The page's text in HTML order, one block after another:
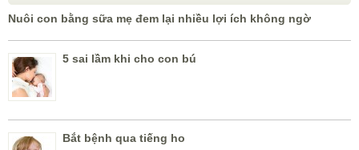
Nuôi con bằng sữa mẹ đem lại nhiều lợi ích không ngờ
5 sai lầm khi cho con bú
Bắt bệnh qua tiếng ho